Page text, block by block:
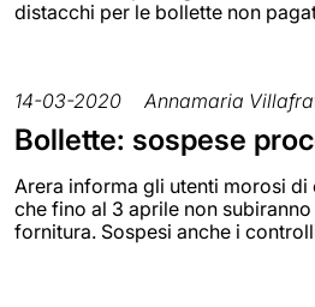
distacchi per le bollette non
14-03-2020 Annamaria
Bollette: sospese
Arera informa gli utenti morosi di
che fino al 3 aprile non
fornitura. Sospesi anche i